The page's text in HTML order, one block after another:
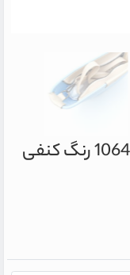
کیف زنانه طرح برشکا کوچک کد 1064 رنگ کنفی